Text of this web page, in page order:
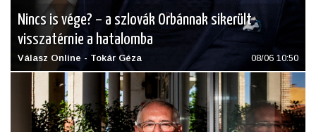
Nincs is vége? – a szlovák Orbánnak sikerült
visszatérnie a hatalomba
Válasz Online - Tokár Géza 08/06 10:50